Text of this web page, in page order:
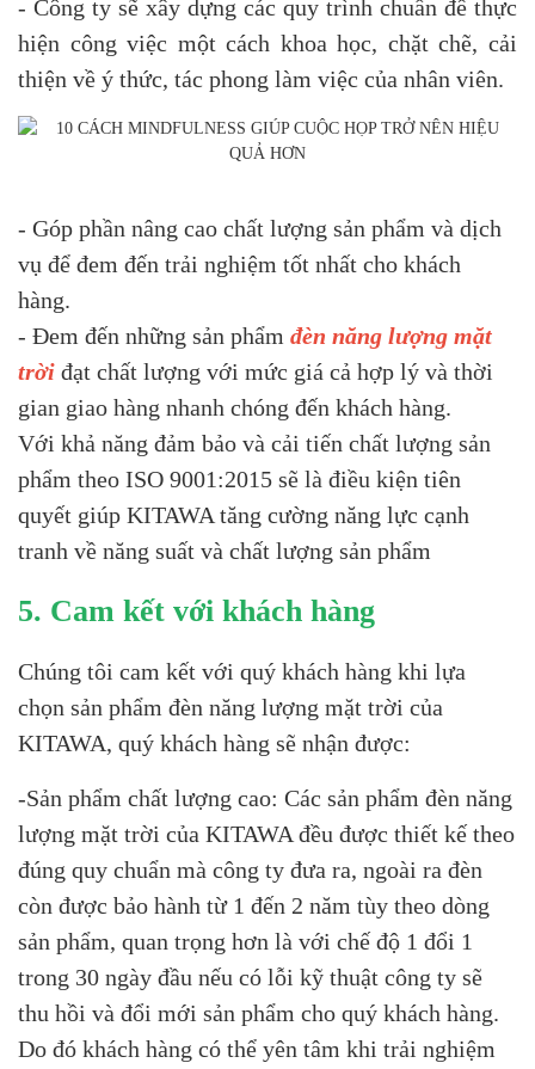
- Công ty sẽ xây dựng các quy trình chuẩn để thực
hiện công việc một cách khoa học, chặt chẽ, cải
thiện về ý thức, tác phong làm việc của nhân viên.
- Góp phần nâng cao chất lượng sản phẩm và dịch
vụ để đem đến trải nghiệm tốt nhất cho khách
hàng.
- Đem đến những sản phẩm đèn năng lượng mặt
trời đạt chất lượng với mức giá cả hợp lý và thời
gian giao hàng nhanh chóng đến khách hàng.
Với khả năng đảm bảo và cải tiến chất lượng sản
phẩm theo ISO 9001:2015 sẽ là điều kiện tiên
quyết giúp KITAWA tăng cường năng lực cạnh
tranh về năng suất và chất lượng sản phẩm
5. Cam kết với khách hàng
Chúng tôi cam kết với quý khách hàng khi lựa
chọn sản phẩm đèn năng lượng mặt trời của
KITAWA, quý khách hàng sẽ nhận được:
-Sản phẩm chất lượng cao: Các sản phẩm đèn năng
lượng mặt trời của KITAWA đều được thiết kế theo
đúng quy chuẩn mà công ty đưa ra, ngoài ra đèn
còn được bảo hành từ 1 đến 2 năm tùy theo dòng
sản phẩm, quan trọng hơn là với chế độ 1 đổi 1
trong 30 ngày đầu nếu có lỗi kỹ thuật công ty sẽ
thu hồi và đổi mới sản phẩm cho quý khách hàng.
Do đó khách hàng có thể yên tâm khi trải nghiệm